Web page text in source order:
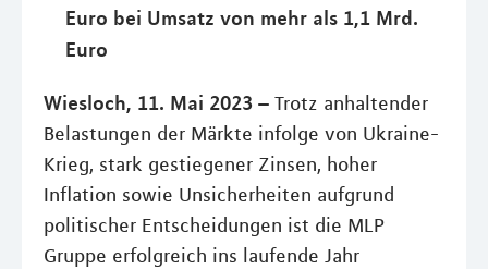
Euro bei Umsatz von mehr als 1,1 Mrd.
Euro
Wiesloch, 11. Mai 2023 – Trotz anhaltender
Belastungen der Märkte infolge von Ukraine-
Krieg, stark gestiegener Zinsen, hoher
Inflation sowie Unsicherheiten aufgrund
politischer Entscheidungen ist die MLP
Gruppe erfolgreich ins laufende Jahr